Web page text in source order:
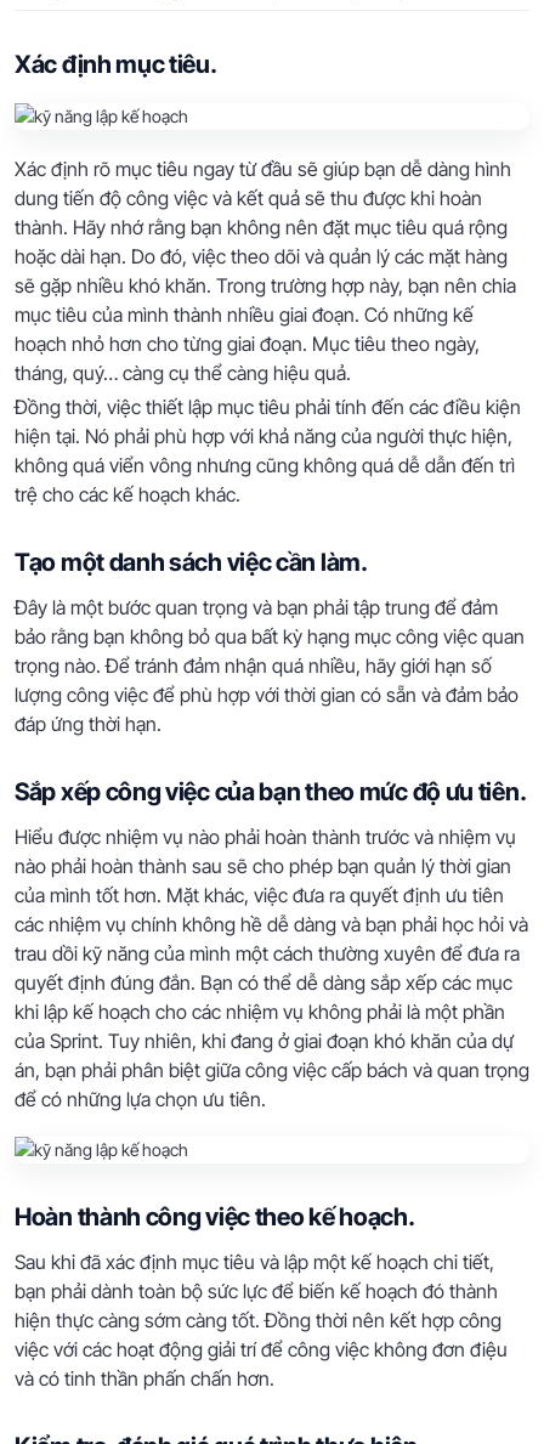
Xác định mục tiêu.
Xác định rõ mục tiêu ngay từ đầu sẽ giúp bạn dễ dàng hình
dung tiến độ công việc và kết quả sẽ thu được khi hoàn
thành. Hãy nhớ rằng bạn không nên đặt mục tiêu quá rộng
hoặc dài hạn. Do đó, việc theo dõi và quản lý các mặt hàng
sẽ gặp nhiều khó khăn. Trong trường hợp này, bạn nên chia
mục tiêu của mình thành nhiều giai đoạn. Có những kế
hoạch nhỏ hơn cho từng giai đoạn. Mục tiêu theo ngày,
tháng, quý… càng cụ thể càng hiệu quả.
Đồng thời, việc thiết lập mục tiêu phải tính đến các điều kiện
hiện tại. Nó phải phù hợp với khả năng của người thực hiện,
không quá viển vông nhưng cũng không quá dễ dẫn đến trì
trệ cho các kế hoạch khác.
Tạo một danh sách việc cần làm.
Đây là một bước quan trọng và bạn phải tập trung để đảm
bảo rằng bạn không bỏ qua bất kỳ hạng mục công việc quan
trọng nào. Để tránh đảm nhận quá nhiều, hãy giới hạn số
lượng công việc để phù hợp với thời gian có sẵn và đảm bảo
đáp ứng thời hạn.
Sắp xếp công việc của bạn theo mức độ ưu tiên.
Hiểu được nhiệm vụ nào phải hoàn thành trước và nhiệm vụ
nào phải hoàn thành sau sẽ cho phép bạn quản lý thời gian
của mình tốt hơn. Mặt khác, việc đưa ra quyết định ưu tiên
các nhiệm vụ chính không hề dễ dàng và bạn phải học hỏi và
trau dồi kỹ năng của mình một cách thường xuyên để đưa ra
quyết định đúng đắn. Bạn có thể dễ dàng sắp xếp các mục
khi lập kế hoạch cho các nhiệm vụ không phải là một phần
của Sprint. Tuy nhiên, khi đang ở giai đoạn khó khăn của dự
án, bạn phải phân biệt giữa công việc cấp bách và quan trọng
để có những lựa chọn ưu tiên.
Hoàn thành công việc theo kế hoạch.
Sau khi đã xác định mục tiêu và lập một kế hoạch chi tiết,
bạn phải dành toàn bộ sức lực để biến kế hoạch đó thành
hiện thực càng sớm càng tốt. Đồng thời nên kết hợp công
việc với các hoạt động giải trí để công việc không đơn điệu
và có tinh thần phấn chấn hơn.